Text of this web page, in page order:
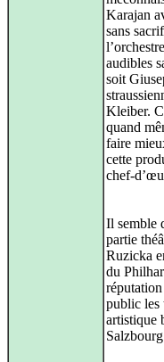
Karajan
sans
audibles
soit
Kleiber.
quand
faire
cette
chef-
Il semble
partie
Ruzicka
du
public les
artistique